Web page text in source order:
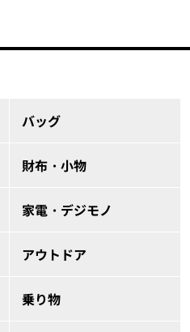
バッグ
財布・小物
家電・デジモノ
アウトドア
乗り物